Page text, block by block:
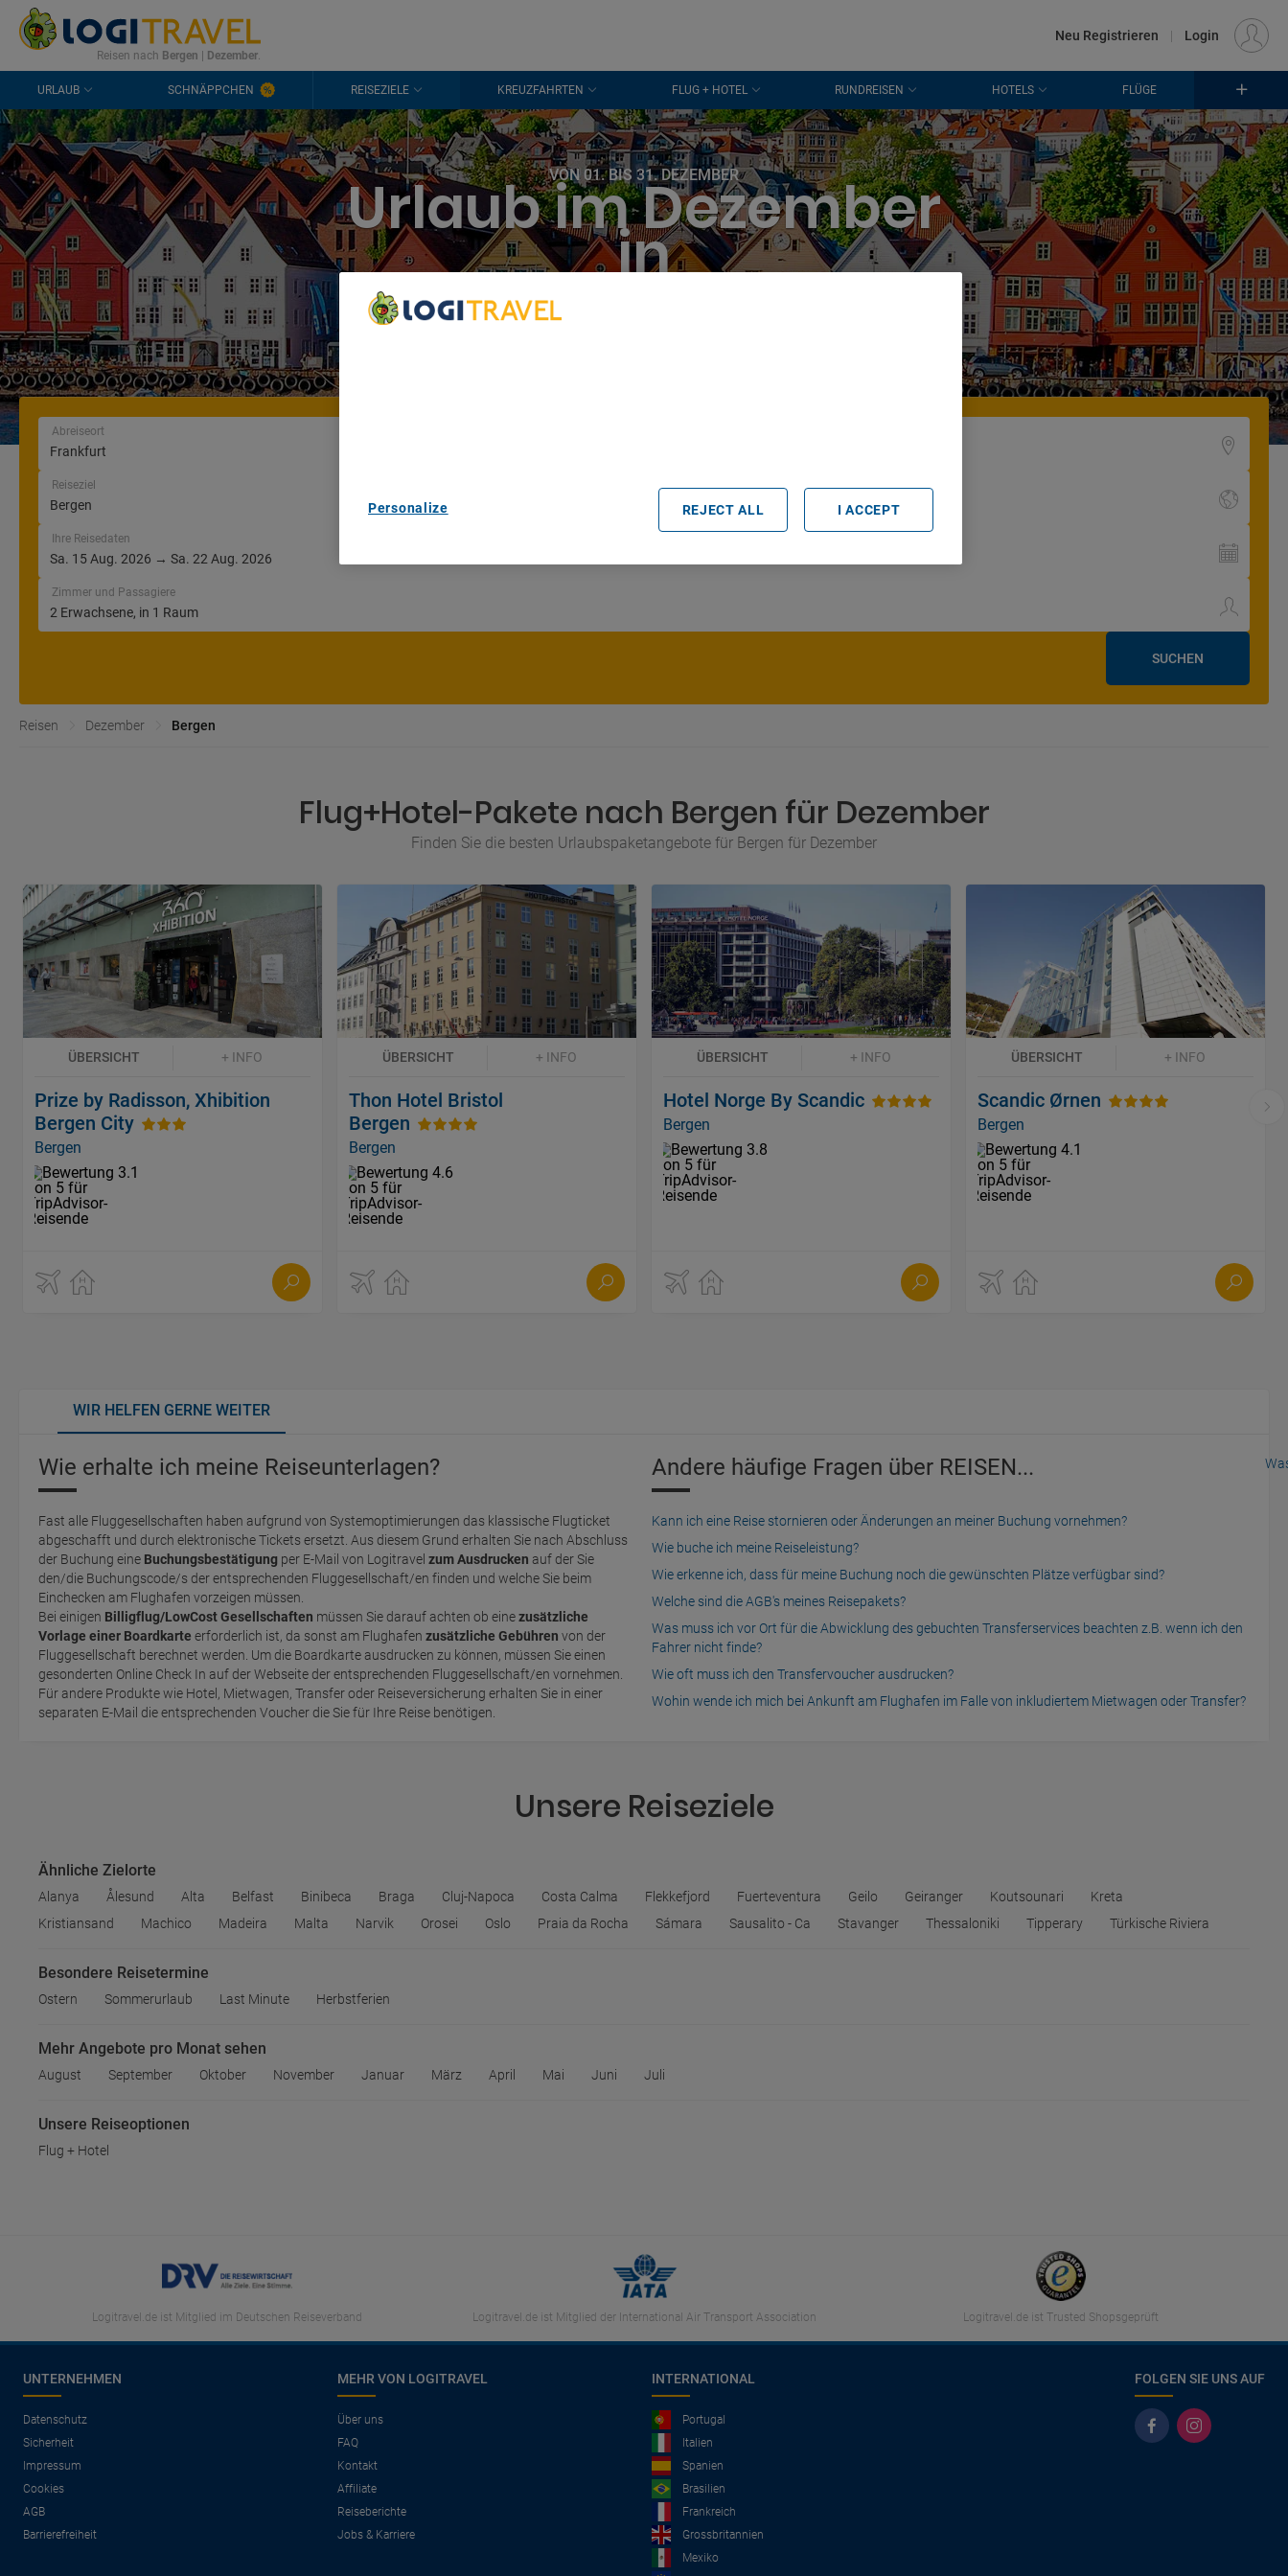
KONTAKT HÄUFIGE FRAGEN 0298 1909 3897 EUR
Reisen nach Bergen Dezember.
Neu Registrieren | Login
URLAUB SCHNÄPPCHEN REISEZIELE KREUZFAHRTEN FLUG + HOTEL RUNDREISEN HOTELS FLÜGE
VON 01. BIS 31. DEZEMBER
Urlaub im Dezember
in
Bergen
Abreiseort
Reiseziel
Ihre Reisedaten
Zimmer und Passagiere
SUCHEN
Reisen Dezember Bergen
Flug+Hotel-Pakete nach Bergen für Dezember
Finden Sie die besten Urlaubspaketangebote für Bergen für Dezember
ÜBERSICHT + INFO
Prize by Radisson, Xhibition
Bergen City
Bergen
ÜBERSICHT + INFO
Thon Hotel Bristol
Bergen
Bergen
ÜBERSICHT + INFO
Hotel Norge By Scandic
Bergen
ÜBERSICHT + INFO
Scandic Ørnen
Bergen
WIR HELFEN GERNE WEITER
Wie erhalte ich meine Reiseunterlagen?
Fast alle Fluggesellschaften haben aufgrund von Systemoptimierungen das klassische Flugticket
abgeschafft und durch elektronische Tickets ersetzt. Aus diesem Grund erhalten Sie nach Abschluss
der Buchung eine Buchungsbestätigung per E-Mail von Logitravel zum Ausdrucken auf der Sie
den/die Buchungscode/s der entsprechenden Fluggesellschaft/en finden und welche Sie beim
Einchecken am Flughafen vorzeigen müssen.
Bei einigen Billigflug/LowCost Gesellschaften müssen Sie darauf achten ob einezusätzliche
Vorlage einer Boardkarte erforderlich ist, da sonst am Flughafen zusätzliche Gebühren von der
Fluggesellschaft berechnet werden. Um die Boardkarte ausdrucken zu können, müssen Sie einen
gesonderten Online Check In auf der Webseite der entsprechenden Fluggesellschaft/en vornehmen.
Für andere Produkte wie Hotel, Mietwagen, Transfer oder Reiseversicherung erhalten Sie in einer
separaten E-Mail die entsprechenden Voucher die Sie für Ihre Reise benötigen.
Andere häufige Fragen über REISEN...
Kann ich eine Reise stornieren oder Änderungen an meiner Buchung vornehmen?
Wie buche ich meine Reiseleistung?
Wie erkenne ich, dass für meine Buchung noch die gewünschten Plätze verfügbar sind?
Welche sind die AGB's meines Reisepakets?
Was muss ich vor Ort für die Abwicklung des gebuchten Transferservices beachten z.B. wenn ich den
Fahrer nicht finde?
Wie oft muss ich den Transfervoucher ausdrucken?
Wohin wende ich mich bei Ankunft am Flughafen im Falle von inkludiertem Mietwagen oder Transfer?
Unsere Reiseziele
Ähnliche Zielorte
Alanya Ålesund Alta Belfast Binibeca Braga Cluj-Napoca Costa Calma Flekkefjord Fuerteventura Geilo Geiranger Koutsounari
Kreta
Kristiansand
Machico Madeira Malta Narvik Orosei Oslo Praia da Rocha Sámara Sausalito - Ca Stavanger Thessaloniki Tipperary Türkische Riviera
Besondere Reisetermine
Ostern Sommerurlaub Last Minute Herbstferien
Mehr Angebote pro Monat sehen
August September Oktober November Januar März April Mai Juni Juli
Unsere Reiseoptionen
Flug + Hotel
Logitravel.de ist Mitglied im Deutschen Reiseverband Logitravel.de ist Mitglied der International Air Transport Association Logitravel.de ist Trusted Shopsgeprüft
UNTERNEHMEN
Datenschutz
Sicherheit
Impressum
Cookies
AGB
Barrierefreiheit
MEHR VON LOGITRAVEL
Über uns
FAQ
Kontakt
Affiliate
Reiseberichte
Jobs & Karriere
INTERNATIONAL
Portugal
Italien
Spanien
Brasilien
Frankreich
Grossbritannien
Mexiko
FOLGEN SIE UNS AUF
Personalize REJECT ALL I ACCEPT